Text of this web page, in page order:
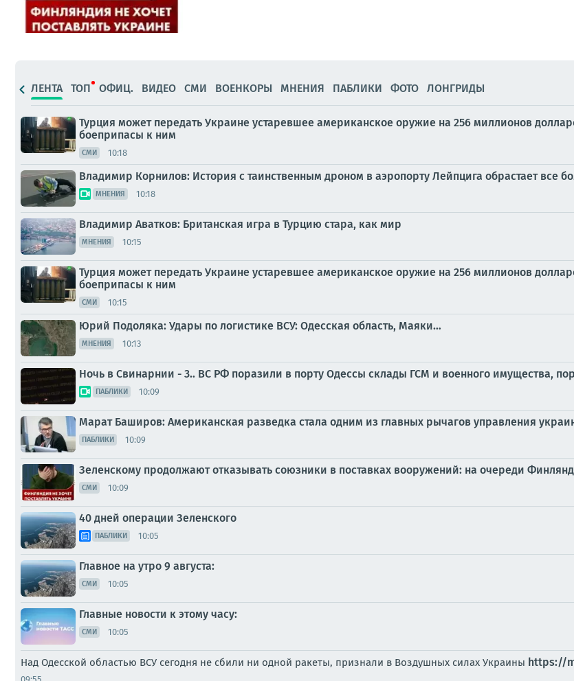
ЛЕНТА ТОП ОФИЦ. ВИДЕО СМИ ВОЕНКОРЫ МНЕНИЯ ПАБЛИКИ ФОТО ЛОНГРИДЫ
Турция может передать Украине устаревшее американское оружие на 256 миллионов
боеприпасы к ним
СМИ 10:18
Владимир Корнилов: История с таинственным дроном в аэропорту Лейпцига обрастает все
МНЕНИЯ 10:18
Владимир Аватков: Британская игра в Турцию стара, как мир
МНЕНИЯ 10:15
Турция может передать Украине устаревшее американское оружие на 256 миллионов
боеприпасы к ним
СМИ 10:15
Юрий Подоляка: Удары по логистике ВСУ: Одесская область, Маяки…
МНЕНИЯ 10:13
Ночь в Свинарнии - 3.. ВС РФ поразили в порту Одессы склады ГСМ и военного имущества,
ПАБЛИКИ 10:09
Марат Баширов: Американская разведка стала одним из главных рычагов управления
ПАБЛИКИ 10:09
Зеленскому продолжают отказывать союзники в поставках вооружений: на очереди
СМИ 10:09
40 дней операции Зеленского
ПАБЛИКИ 10:05
Главное на утро 9 августа:
СМИ 10:05
Главные новости к этому часу:
СМИ 10:05
Над Одесской областью ВСУ сегодня не сбили ни одной ракеты, признали в Воздушных силах Украины https://